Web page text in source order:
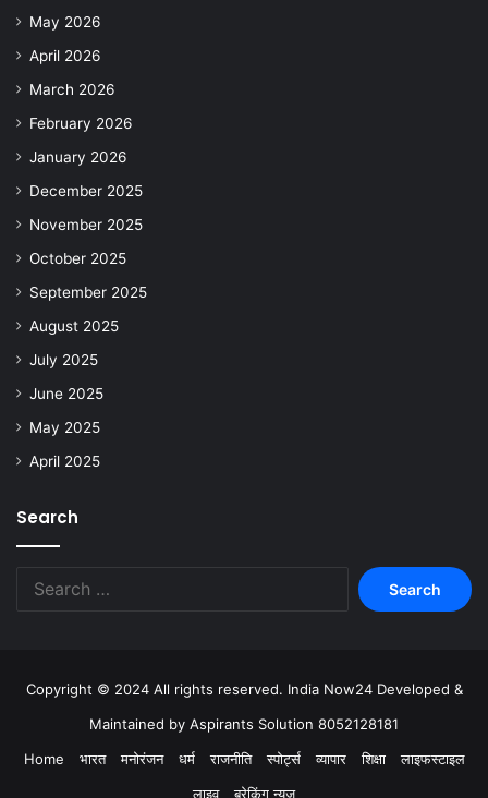
May 2026
April 2026
March 2026
February 2026
January 2026
December 2025
November 2025
October 2025
September 2025
August 2025
July 2025
June 2025
May 2025
April 2025
Search
Copyright © 2024 All rights reserved. India Now24 Developed &
Maintained by Aspirants Solution 8052128181
Home
भारत मनोरंजन धर्म राजनीति स्पोर्ट्स व्यापार शिक्षा
लाइफस्टाइल
लाइव
ब्रेकिंग न्यूज़